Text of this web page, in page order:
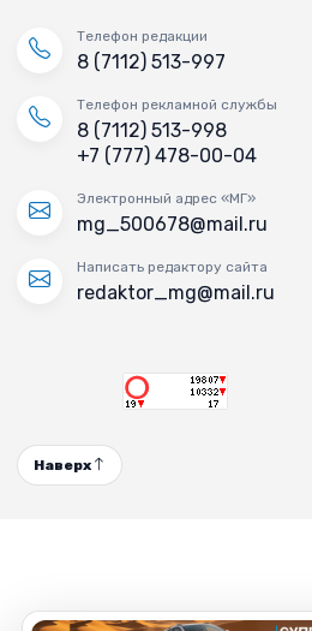
Телефон редакции
8 (7112) 513-997
Телефон рекламной службы
8 (7112) 513-998
+7 (777) 478-00-04
Электронный адрес «МГ»
mg_500678@mail.ru
Написать редактору сайта
redaktor_mg@mail.ru
Наверх